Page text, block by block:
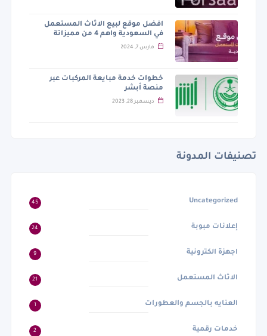
افضل موقع لبيع الاثاث المستعمل
في السعودية واهم 4 من مميزاتة
مارس 7, 2024
خطوات خدمة مبايعة المركبات عبر
منصة أبشر
ديسمبر 28, 2023
تصنيفات المدونة
Uncategorized
45
إعلانات مبوبة 24
اجهزة الكترونية 9
الاثاث المستعمل 21
العنايه بالجسم والعطورات 1
خدمات رقمية 2